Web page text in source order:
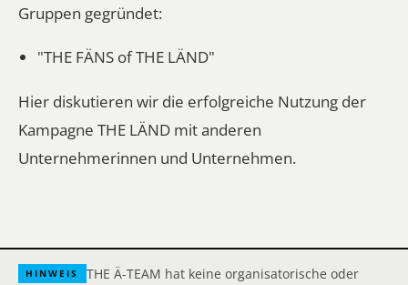
Gruppen gegründet:
"THE FÄNS of THE LÄND"
Hier diskutieren wir die erfolgreiche Nutzung der
Kampagne THE LÄND mit anderen
Unternehmerinnen und Unternehmen.
HINWEIS
THE Ä-TEAM hat keine organisatorische oder